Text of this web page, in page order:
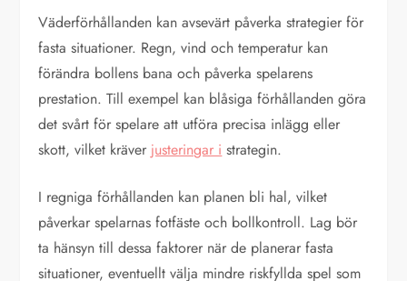
Väderförhållanden kan avsevärt påverka strategier för
fasta situationer. Regn, vind och temperatur kan
förändra bollens bana och påverka spelarens
prestation. Till exempel kan blåsiga förhållanden göra
det svårt för spelare att utföra precisa inlägg eller
skott, vilket kräver justeringar i strategin.
I regniga förhållanden kan planen bli hal, vilket
påverkar spelarnas fotfäste och bollkontroll. Lag bör
ta hänsyn till dessa faktorer när de planerar fasta
situationer, eventuellt välja mindre riskfyllda spel som